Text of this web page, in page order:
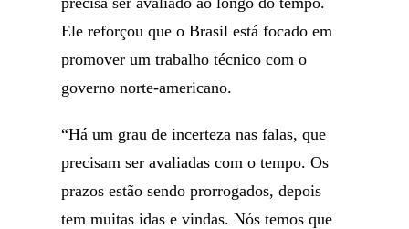
Ele reforçou que o Brasil está focado em
promover um trabalho técnico com o
governo norte-americano.
“Há um grau de incerteza nas falas, que
precisam ser avaliadas com o tempo. Os
prazos estão sendo prorrogados, depois
tem muitas idas e vindas. Nós temos que